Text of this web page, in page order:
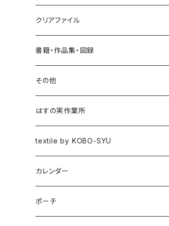
クリアファイル
書籍・作品集・図録
書籍
作品集
図録
その他
はすの実作業所
textile by KOBO-SYU
HISASHI IGARASHI
カレンダー
ポーチ